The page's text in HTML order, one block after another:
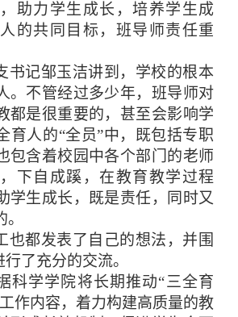
， 助力学生成长 ， 培养学生成
的共同目标， 班导师责任重
书记邹玉洁讲到，学校的根本
。不管经过多少年，班导师对
都是很重要的，甚至会影响学
育人的“全员”中，既包括专职
包含着校园中各个部门的老师
下自成蹊，在教育教学过程
学生成长，既是责任，同时又
也都发表了自己的想法 ， 并围
行了充分的交流。
科学学院将长期推动“三全育
作内容， 着力构建高质量的教